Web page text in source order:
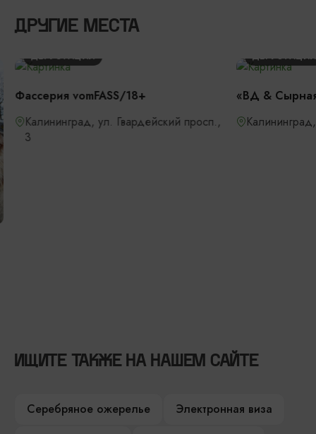
ДРУГИЕ МЕСТА
ДЕГУСТАЦИИ
Фассерия vomFASS/18+
Калининград, ул. Гвардейский просп.,
3
ДЕГУСТАЦИИ
«ВД &
ИЩИТЕ ТАКЖЕ НА НАШЕМ САЙТЕ
Серебряное ожерелье
Электронная виза